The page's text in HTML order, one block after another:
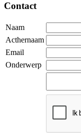
Contact
Naam
Acthernaam
Email
Onderwerp